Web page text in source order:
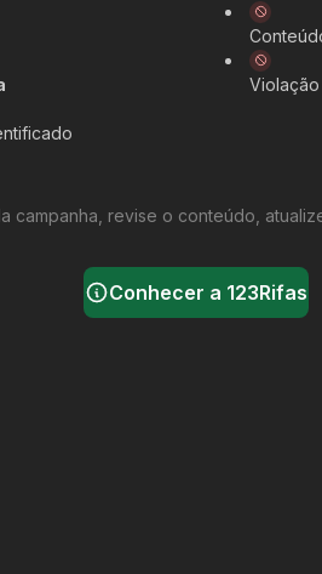
campanha, revise o conteúdo,
Conhecer a 123Rifas